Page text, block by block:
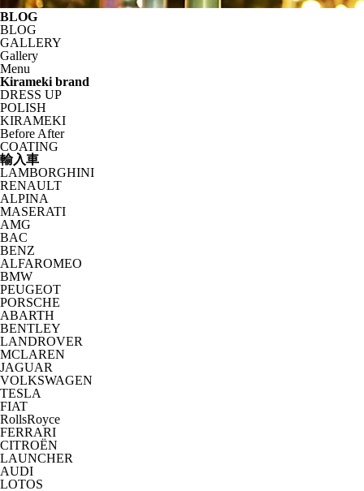
BLOG
BLOG
GALLERY
Gallery
Menu
Kirameki brand
DRESS UP
POLISH
KIRAMEKI
Before After
COATING
輸入車
LAMBORGHINI
RENAULT
ALPINA
MASERATI
AMG
BAC
BENZ
ALFAROMEO
BMW
PEUGEOT
PORSCHE
ABARTH
BENTLEY
LANDROVER
MCLAREN
JAGUAR
VOLKSWAGEN
TESLA
FIAT
RollsRoyce
FERRARI
CITROËN
LAUNCHER
AUDI
LOTOS